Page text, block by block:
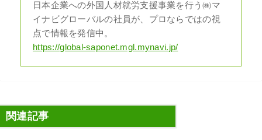
日本企業への外国人材就労支援事業を行う㈱マ
イナビグローバルの社員が、プロならではの視
点で情報を発信中。
https://global-saponet.mgl.mynavi.jp/
関連記事